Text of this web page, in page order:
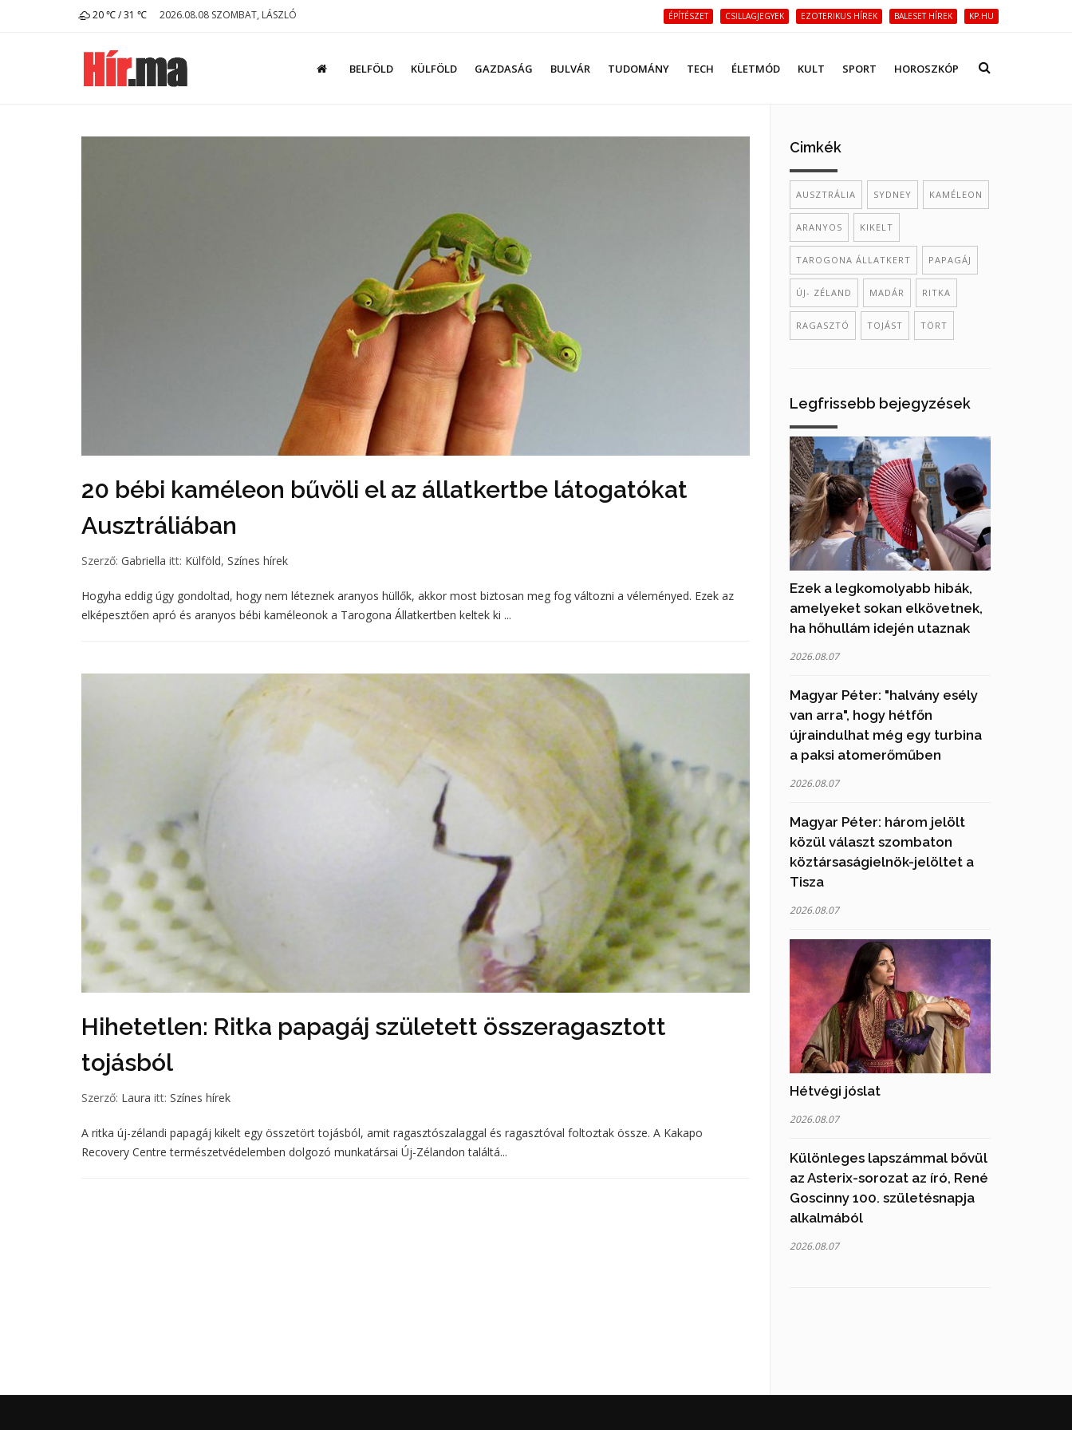
20 ℃ / 31 ℃ 2026.08.08 SZOMBAT, LÁSZLÓ ÉPÍTÉSZET CSILLAGJEGYEK EZOTERIKUS HÍREK BALESET HÍREK KP.HU
BELFÖLD KÜLFÖLD GAZDASÁG BULVÁR TUDOMÁNY TECH ÉLETMÓD KULT SPORT HOROSZKÓP
20 bébi kaméleon bűvöli el az állatkertbe látogatókat
Ausztráliában
Szerző: Gabriella itt: Külföld, Színes hírek
Hogyha eddig úgy gondoltad, hogy nem léteznek aranyos hüllők, akkor most biztosan meg fog változni a véleményed. Ezek az
elképesztően apró és aranyos bébi kaméleonok a Tarogona Állatkertben keltek ki ...
Hihetetlen: Ritka papagáj született összeragasztott
tojásból
Szerző: Laura itt: Színes hírek
A ritka új-zélandi papagáj kikelt egy összetört tojásból, amit ragasztószalaggal és ragasztóval foltoztak össze. A Kakapo
Recovery Centre természetvédelemben dolgozó munkatársai Új-Zélandon találtá...
Cimkék
AUSZTRÁLIA SYDNEY KAMÉLEON
ARANYOS KIKELT
TAROGONA ÁLLATKERT PAPAGÁJ
ÚJ- ZÉLAND MADÁR RITKA
RAGASZTÓ TOJÁST TÖRT
Legfrissebb bejegyzések
Ezek a legkomolyabb hibák,
amelyeket sokan elkövetnek,
ha hőhullám idején utaznak
2026.08.07
Magyar Péter: "halvány esély
van arra", hogy hétfőn
újraindulhat még egy turbina
a paksi atomerőműben
2026.08.07
Magyar Péter: három jelölt
közül választ szombaton
köztársaságielnök-jelöltet a
Tisza
2026.08.07
Hétvégi jóslat
2026.08.07
Különleges lapszámmal bővül
az Asterix-sorozat az író, René
Goscinny 100. születésnapja
alkalmából
2026.08.07